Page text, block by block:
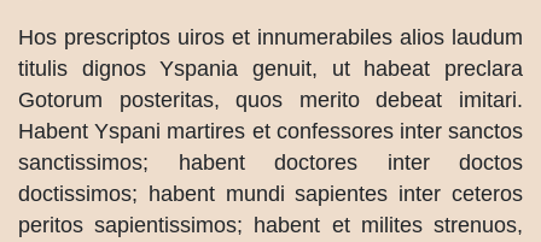
Hos prescriptos uiros et innumerabiles alios laudum
titulis dignos Yspania genuit, ut habeat preclara
Gotorum posteritas, quos merito debeat imitari.
Habent Yspani martires et confessores inter sanctos
sanctissimos; habent doctores inter doctos
doctissimos; habent mundi sapientes inter ceteros
peritos sapientissimos; habent et milites strenuos,